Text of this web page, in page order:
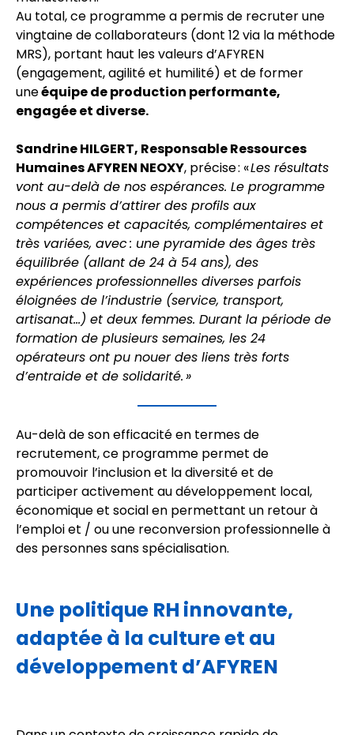
Au total, ce programme a permis de recruter une
vingtaine de collaborateurs (dont 12 via la méthode
MRS), portant haut les valeurs d’AFYREN
(engagement, agilité et humilité) et de former
uneéquipe de production performante,
engagée et diverse.
Sandrine HILGERT, Responsable Ressources
Humaines AFYREN NEOXY, précise : «Les résultats
vont au-delà de nos espérances. Le programme
nous a permis d’attirer des profils aux
compétences et capacités, complémentaires et
très variées, avec : une pyramide des âges très
équilibrée (allant de 24 à 54 ans), des
expériences professionnelles diverses parfois
éloignées de l’industrie (service, transport,
artisanat…) et deux femmes. Durant la période de
formation de plusieurs semaines, les 24
opérateurs ont pu nouer des liens très forts
d’entraide et de solidarité. »
Au-delà de son efficacité en termes de
recrutement, ce programme permet de
promouvoir l’inclusion et la diversité et de
participer activement au développement local,
économique et social en permettant un retour à
l’emploi et / ou une reconversion professionnelle à
des personnes sans spécialisation.
Une politique RH innovante,
adaptée à la culture et au
développement d’AFYREN